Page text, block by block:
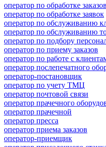
оператор по обработке заказов
оператор по обработке заявок
оператор по обслуживанию
оператор по обслуживанию
оператор по подбору
оператор по приему заказов
оператор по работе с
оператор послепечатного
оператор-постановщик
оператор по учету ТМЦ
оператор почтовой связи
оператор прачечного
оператор прачечной
оператор пресса
оператор приема заказов
оператор-приемщик